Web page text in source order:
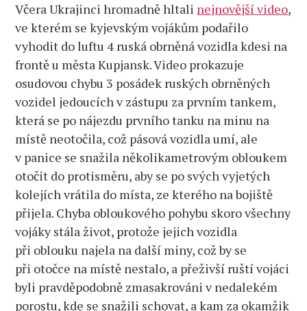
zvláštní
jednotka
pro
páchání
válečných
zločinů!
(videa)
Včera Ukrajinci hromadně hltali nejnovější video,
ve kterém se kyjevským vojákům podařilo
vyhodit do luftu 4 ruská obrněná vozidla kdesi na
frontě u města Kupjansk. Video prokazuje
osudovou chybu 3 posádek ruských obrněných
vozidel jedoucích v zástupu za prvním tankem,
která se po nájezdu prvního tanku na minu na
místě neotočila, což pásová vozidla umí, ale
v panice se snažila několikametrovým obloukem
otočit do protisměru, aby se po svých vyjetých
kolejích vrátila do místa, ze kterého na bojiště
přijela. Chyba obloukového pohybu skoro všechny
vojáky stála život, protože jejich vozidla
při oblouku najela na další miny, což by se
při otočce na místě nestalo, a přeživší ruští vojáci
byli pravděpodobně zmasakrováni v nedalekém
porostu, kde se snažili schovat, a kam za okamžik